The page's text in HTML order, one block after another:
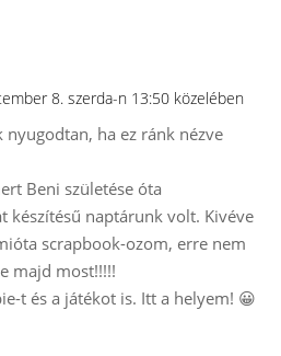
8. szerda-n 13:50 közelében
nyugodtan, ha ez ránk nézve
Beni születése óta
készítésű naptárunk volt. Kivéve
scrapbook-ozom, erre nem
majd most!!!!!
t és a játékot is. Itt a helyem! 😀